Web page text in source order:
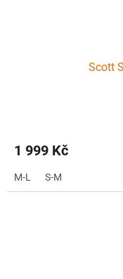
Scott
1 999 Kč
M-L S-M